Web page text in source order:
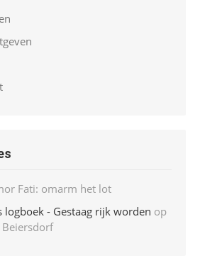
Fati: omarm het lot
logboek - Gestaag rijk worden op
Beiersdorf